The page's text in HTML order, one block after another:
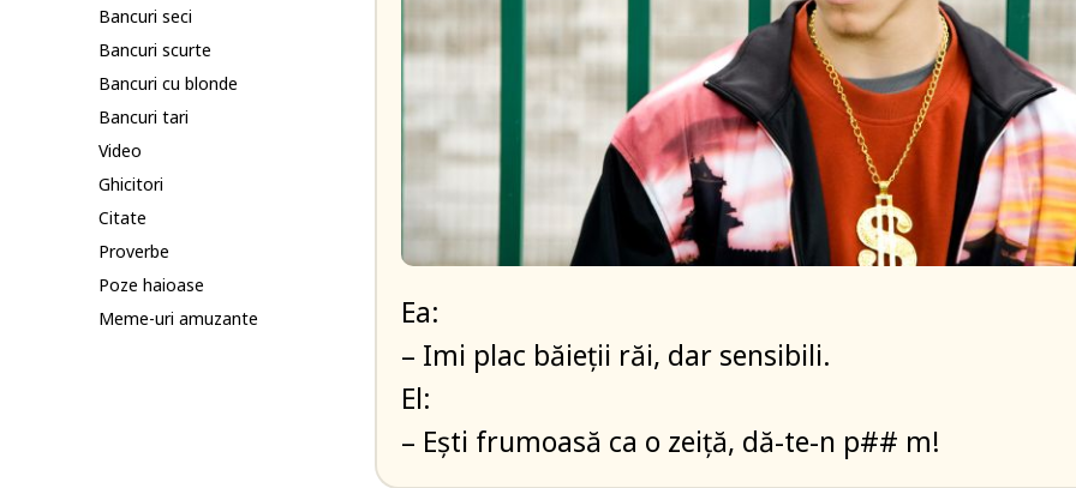
Bancuri seci
Bancuri scurte
Bancuri cu blonde
Bancuri tari
Video
Ghicitori
Citate
Proverbe
Poze haioase
Meme-uri amuzante
Ea:
– Imi plac băieții răi, dar sensibili.
El:
– Ești frumoasă ca o zeiță, dă-te-n p## m!